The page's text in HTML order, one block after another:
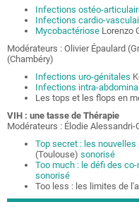
Infections ostéo-
Infections cardio-
Mycobactériose Lorenzo
Modérateurs : Olivier Épaulard
(Chambéry)
Infections uro-génitales
Infections intra-
Les tops et les flops en
VIH : une tasse de Thérapie
Modérateurs : Élodie Alessandri-
Top secret : les
(Toulouse) sonorisé
Too much : le défi des
sonorisé
Too less : les limites de